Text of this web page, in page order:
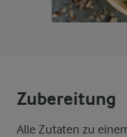
Zubereitung
Alle Zutaten zu